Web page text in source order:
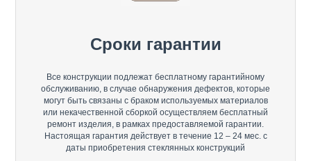
Сроки гарантии
Все конструкции подлежат бесплатному гарантийному
обслуживанию, в случае обнаружения дефектов, которые
могут быть связаны с браком используемых материалов
или некачественной сборкой осуществляем бесплатный
ремонт изделия, в рамках предоставляемой гарантии.
Настоящая гарантия действует в течение 12 – 24 мес. с
даты приобретения стеклянных конструкций